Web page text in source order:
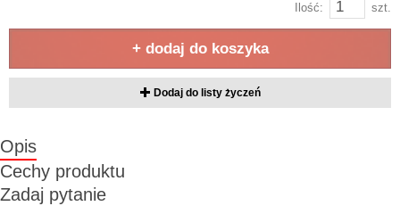
Ilość: szt.
+ dodaj do koszyka
Dodaj do listy życzeń
Opis
Cechy produktu
Zadaj pytanie